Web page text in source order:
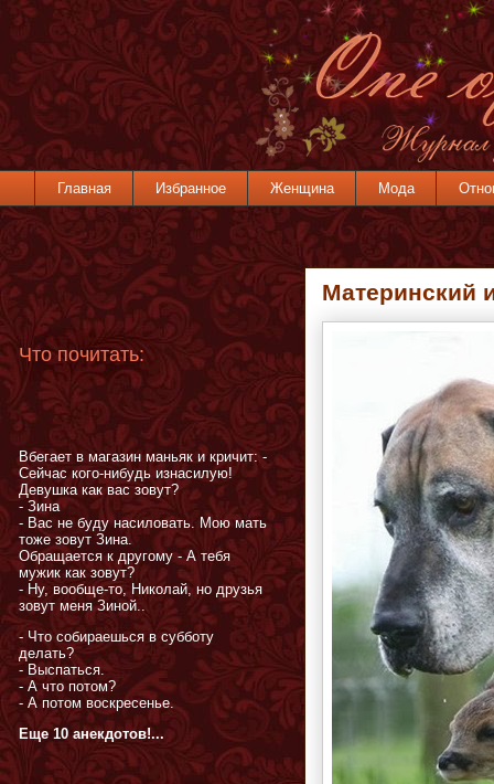
Главная Избранное Женщина Мода
Материнский
Что почитать:
Вбегает в магазин маньяк и кричит: -
Сейчас кого-нибудь изнасилую!
Девушка как вас зовут?
- Зина
- Вас не буду насиловать. Мою мать
тоже зовут Зина.
Обращается к другому - А тебя
мужик как зовут?
- Ну, вообще-то, Николай, но друзья
зовут меня Зиной..
- Что собираешься в субботу
делать?
- Выспаться.
- А что потом?
- А потом воскресенье.
Еще 10 анекдотов!...